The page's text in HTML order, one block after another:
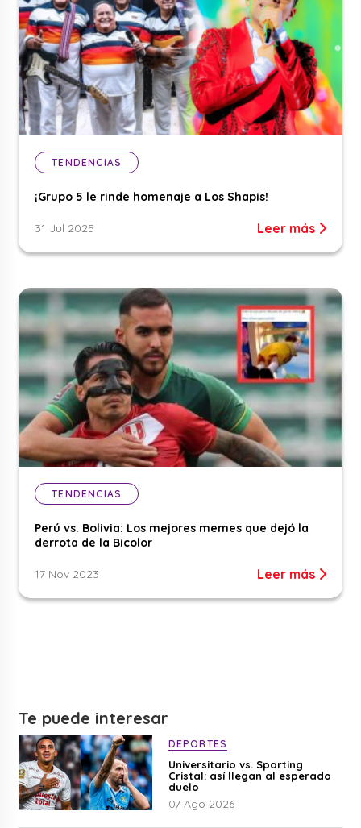
TENDENCIAS
¡Grupo 5 le rinde homenaje a Los Shapis!
31 Jul 2025 Leer más
TENDENCIAS
Perú vs. Bolivia: Los mejores memes que dejó la
derrota de la Bicolor
17 Nov 2023 Leer más
Te puede interesar
DEPORTES
Universitario vs. Sporting
Cristal: así llegan al esperado
duelo
07 Ago 2026